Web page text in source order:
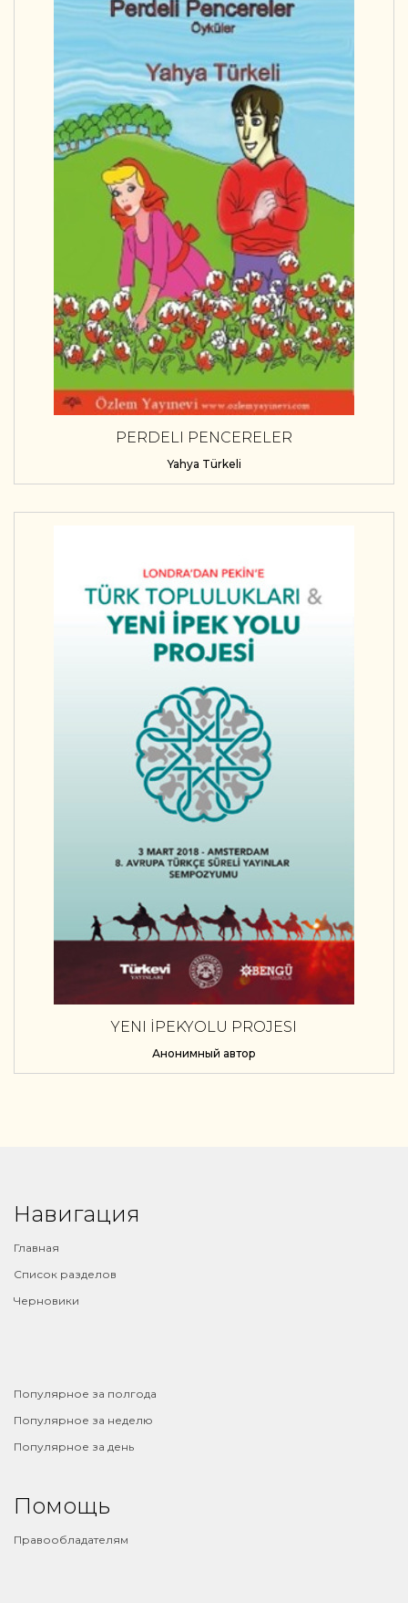
PERDELI PENCERELER
Yahya Türkeli
YENI İPEKYOLU PROJESI
Анонимный автор
Навигация
Главная
Список разделов
Черновики
Популярное за полгода
Популярное за неделю
Популярное за день
Помощь
Правообладателям